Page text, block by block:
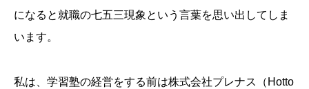
になると就職の七五三現象という言葉を思い出してしま
います。
私は、学習塾の経営をする前は株式会社プレナス（Hotto